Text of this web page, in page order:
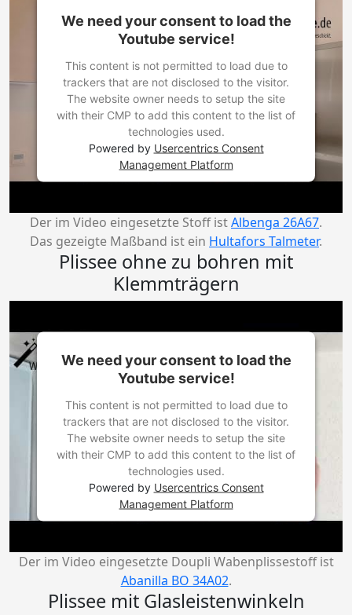
We need your consent to load the
Youtube service!
This content is not permitted to load due to
trackers that are not disclosed to the visitor.
The website owner needs to setup the site
with their CMP to add this content to the list of
technologies used.
Powered by Usercentrics Consent
Management Platform
Der im Video eingesetzte Stoff istAlbenga 26A67.
Das gezeigte Maßband ist ein Hultafors Talmeter.
Plissee ohne zu bohren mit
Klemmträgern
We need your consent to load the
Youtube service!
This content is not permitted to load due to
trackers that are not disclosed to the visitor.
The website owner needs to setup the site
with their CMP to add this content to the list of
technologies used.
Powered by Usercentrics Consent
Management Platform
Der im Video eingesetzte Doupli Wabenplissestoff ist
Abanilla BO 34A02.
Plissee mit Glasleistenwinkeln